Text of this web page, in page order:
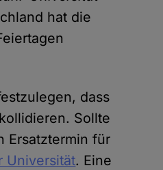
hat die
dass
Sollte
Ersatztermin für
Universität. Eine